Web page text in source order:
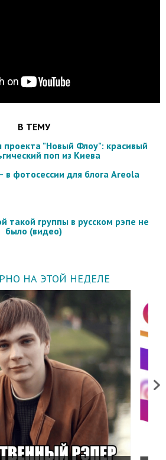
В ТЕМУ
"Новый Флоу": красивый
поп из Киева
фотосессии для блога Areola
такой группы в русском рэпе не
было (видео)
НА ЭТОЙ НЕДЕЛЕ
Next